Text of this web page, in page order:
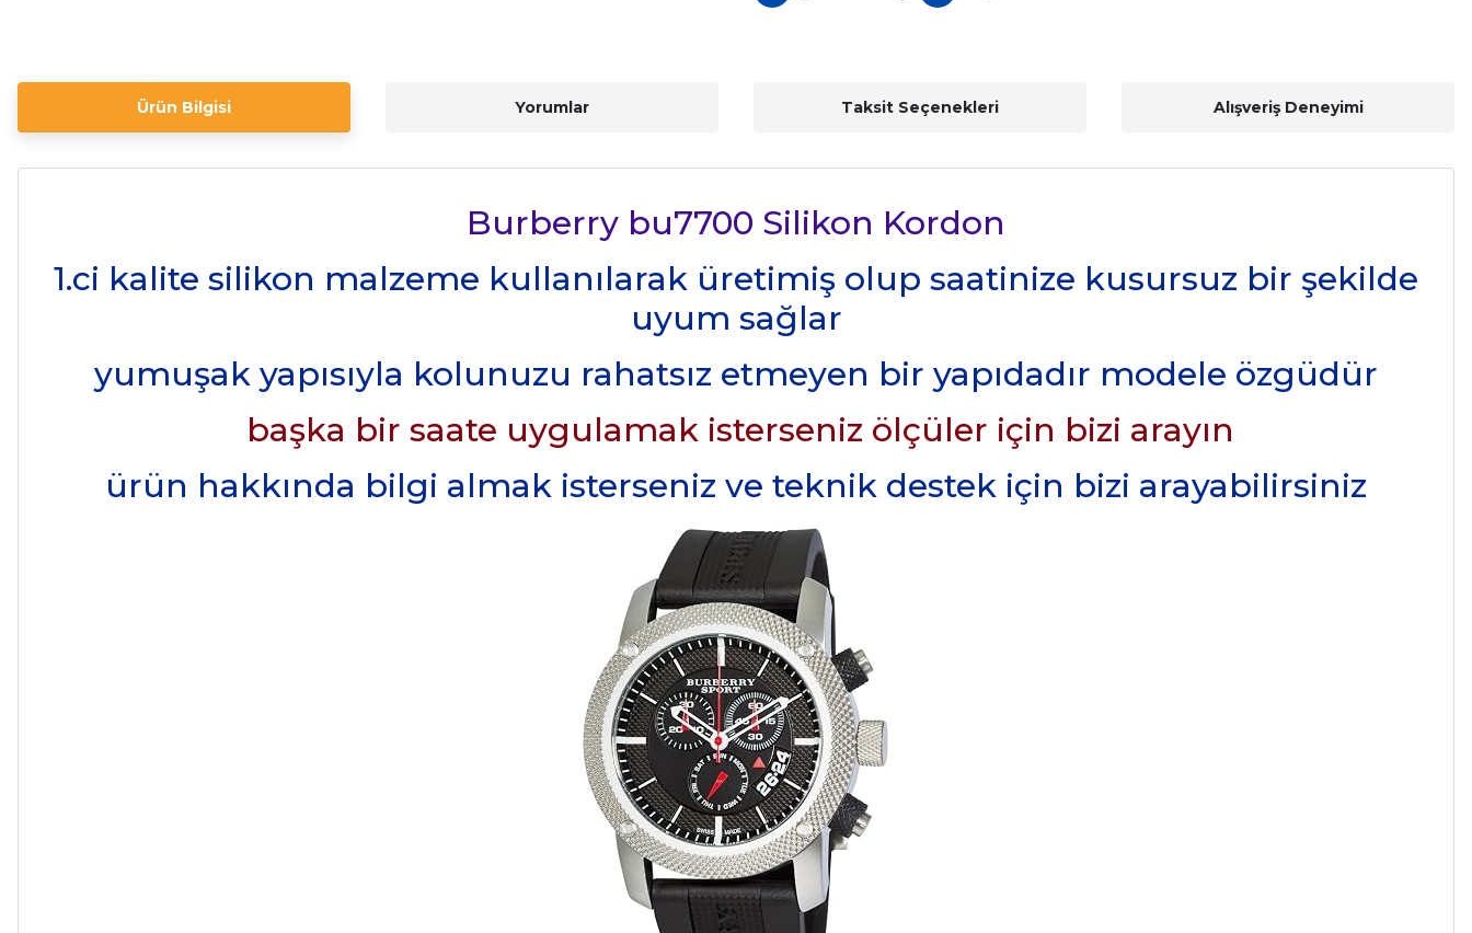
Ürün Bilgisi Yorumlar Taksit Seçenekleri Alışveriş Deneyimi
Burberry bu7700 Silikon Kordon
1.ci kalite silikon malzeme kullanılarak üretimiş olup saatinize kusursuz bir şekilde
uyum sağlar
yumuşak yapısıyla kolunuzu rahatsız etmeyen bir yapıdadır modele özgüdür
başka bir saate uygulamak isterseniz ölçüler için bizi arayın
ürün hakkında bilgi almak isterseniz ve teknik destek için bizi arayabilirsiniz